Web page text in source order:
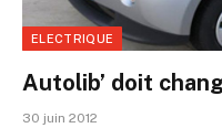
ELECTRIQUE
Autolib’ doit
30 juin 2012